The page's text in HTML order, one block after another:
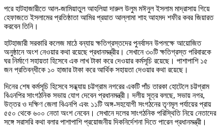
পরে হাটহাজারীতে আল-জামিয়াতুল আহলিয়া দারুল উলুম মঈনুল ইসলাম মাদ্রাসায় গিয়ে
হেফাজতে ইসলামের প্রতিষ্ঠাতা আমির প্রয়াত আল্লামা শাহ আহমদ শফীর কবর জিয়ারত
করবেন তিনি।
হাটহাজারী সরকারি কলেজ মাঠে বন্যায় ক্ষতিগ্রস্তদের পুনর্বাসন উপলক্ষে আয়োজিত
অনুষ্ঠানে অংশ নেওয়ার কথা রয়েছে প্রধানমন্ত্রীর। সেখানে ৩০টি ক্ষতিগ্রস্ত পরিবারকে
ঘর নির্মাণে সহায়তা হিসেবে এক লাখ টাকা করে দেওয়ার কর্মসূচি রয়েছে। পাশাপাশি ১৫
জন প্রতিবন্ধীকে ১০ হাজার টাকা করে আর্থিক সহায়তা দেওয়ার কথা রয়েছে।
দিনের শেষ কর্মসূচি হিসেবে সন্ধ্যায় চট্টগ্রাম নগরের একটি পাঁচ তারকা হোটেলে চট্টগ্রাম
বিএনপির সাংগঠনিক সভায় যোগ দেবেন প্রধানমন্ত্রী। দলীয় সূত্র বলছে, সভায় নগর,
উত্তর ও দক্ষিণ জেলা বিএনপি এবং ১১টি অঙ্গ-সহযোগী সংগঠনের তৃণমূল পর্যায়ের প্রায়
৫৫০ থেকে ৬০০ নেতা অংশ নেবেন। সেখানে দলের সাংগঠনিক পরিস্থিতি নিয়ে নেতাদের
সঙ্গে সরাসরি কথা বলার পাশাপাশি প্রয়োজনীয় দিকনির্দেশনা দিতে পারেন প্রধানমন্ত্রী।